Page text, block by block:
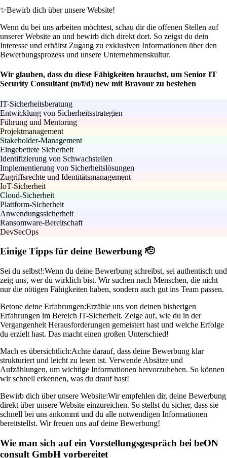
✨Bewirb dich über unsere Website!
Wenn du bei uns arbeiten möchtest, schau dir die offenen Stellen auf
unserer Website an und bewirb dich direkt dort. So zeigst du dein
Interesse und erhältst Zugang zu exklusiven Informationen über den
Bewerbungsprozess und unsere Unternehmenskultur.
Wir glauben, dass du diese Fähigkeiten brauchst, um Senior IT
Security Consultant (m/f/d) new mit Bravour zu bestehen
IT-Sicherheitsberatung
Entwicklung von Sicherheitsstrategien
Führung und Mentoring
Projektmanagement
Stakeholder-Management
Eingebettete Sicherheit
Identifizierung von Schwachstellen
Implementierung von Sicherheitslösungen
Zugriffsrechte und Identitätsmanagement
IoT-Sicherheit
Cloud-Sicherheit
Plattform-Sicherheit
Anwendungssicherheit
Ransomware-Bereitschaft
DevSecOps
Einige Tipps für deine Bewerbung 🫡
Sei du selbst!:Wenn du deine Bewerbung schreibst, sei authentisch und
zeig uns, wer du wirklich bist. Wir suchen nach Menschen, die nicht
nur die nötigen Fähigkeiten haben, sondern auch gut ins Team passen.
Betone deine Erfahrungen:Erzähle uns von deinen bisherigen
Erfahrungen im Bereich IT-Sicherheit. Zeige auf, wie du in der
Vergangenheit Herausforderungen gemeistert hast und welche Erfolge
du erzielt hast. Das macht einen großen Unterschied!
Mach es übersichtlich:Achte darauf, dass deine Bewerbung klar
strukturiert und leicht zu lesen ist. Verwende Absätze und
Aufzählungen, um wichtige Informationen hervorzuheben. So können
wir schnell erkennen, was du drauf hast!
Bewirb dich über unsere Website:Wir empfehlen dir, deine Bewerbung
direkt über unsere Website einzureichen. So stellst du sicher, dass sie
schnell bei uns ankommt und du alle notwendigen Informationen
bereitstellst. Wir freuen uns auf deine Bewerbung!
Wie man sich auf ein Vorstellungsgespräch bei beON
consult GmbH vorbereitet